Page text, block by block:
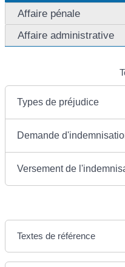
Affaire pénale
Affaire administrative
Types de préjudice
Demande
Versement de
Textes de référence